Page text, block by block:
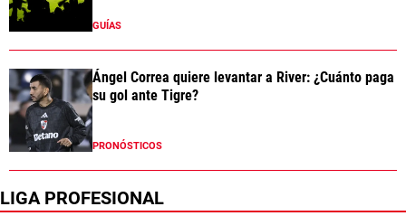
GUÍAS
Ángel Correa quiere levantar a River: ¿Cuánto paga
su gol ante Tigre?
PRONÓSTICOS
LIGA PROFESIONAL